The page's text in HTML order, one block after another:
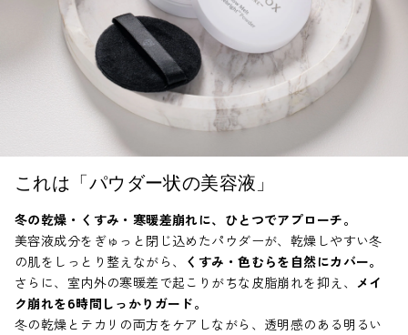
これは「パウダー状の美容液」
冬の乾燥・くすみ・寒暖差崩れに、ひとつでアプローチ。
美容液成分をぎゅっと閉じ込めたパウダーが、乾燥しやすい冬
の肌をしっとり整えながら、
くすみ・色むらを自然にカバー。
さらに、室内外の寒暖差で起こりがちな皮脂崩れを抑え、 メイ
ク崩れを6時間しっかりガード。
冬の乾燥とテカリの両方をケアしながら、透明感のある明るい